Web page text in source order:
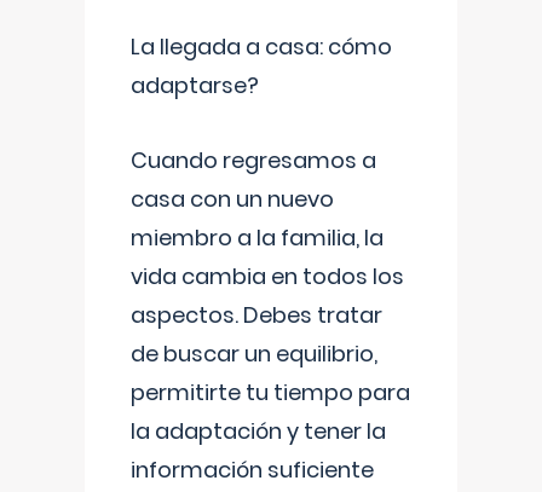
La llegada a casa: cómo
adaptarse?
Cuando regresamos a
casa con un nuevo
miembro a la familia, la
vida cambia en todos los
aspectos. Debes tratar
de buscar un equilibrio,
permitirte tu tiempo para
la adaptación y tener la
información suficiente